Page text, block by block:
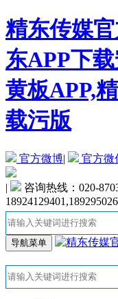
精东传媒
东APP下
黄板APP,
载污版
官方微博| 官方微
|
咨询热线：020-
导航菜单